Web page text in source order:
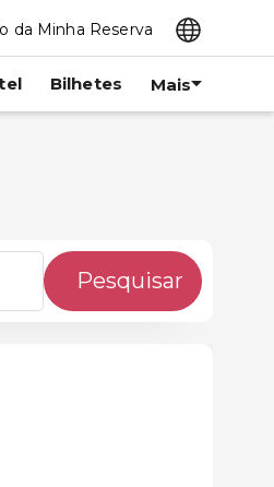
da Minha Reserva
Bilhetes Mais
Pesquisar